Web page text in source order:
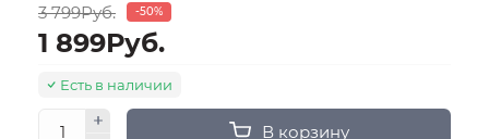
3 799Руб. -50%
1 899Руб.
Есть в наличии
В корзину